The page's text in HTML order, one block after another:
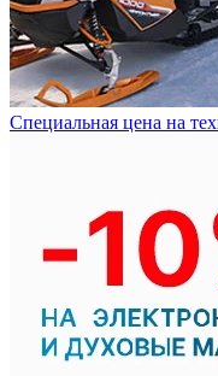
Специальная цена на